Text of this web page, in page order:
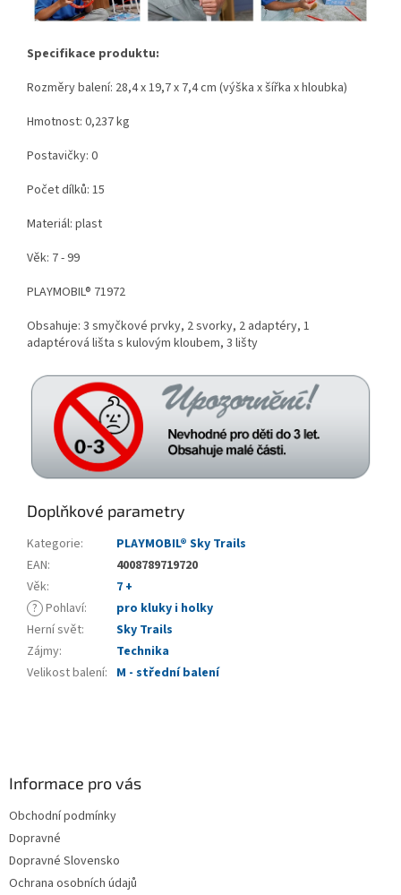
Specifikace produktu:
Rozměry balení: 28,4 x 19,7 x 7,4 cm (výška x šířka x hloubka)
Hmotnost: 0,237 kg
Postavičky: 0
Počet dílků: 15
Materiál: plast
Věk: 7 - 99
PLAYMOBIL® 71972
Obsahuje: 3 smyčkové prvky, 2 svorky, 2 adaptéry, 1
adaptérová lišta s kulovým kloubem, 3 lišty
Doplňkové parametry
Kategorie:
PLAYMOBIL® Sky Trails
EAN:
4008789719720
Věk:
7 +
? Pohlaví:
pro kluky i holky
Herní svět:
Sky Trails
Zájmy:
Technika
Velikost balení: M - střední balení
Informace pro vás
Obchodní podmínky
Dopravné
Dopravné Slovensko
Ochrana osobních údajů